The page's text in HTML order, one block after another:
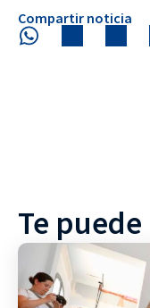
Compartir noticia
Te